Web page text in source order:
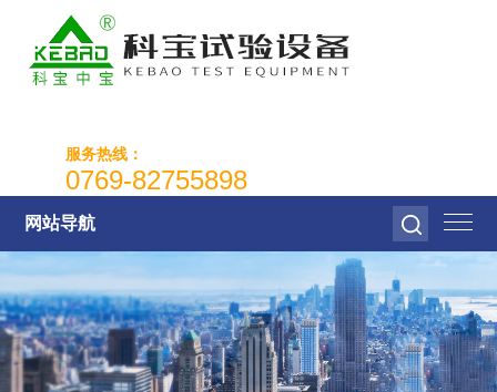
服务热线：
0769-82755898
网站导航